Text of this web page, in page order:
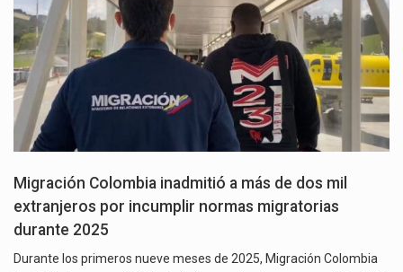
Migración Colombia inadmitió a más de dos mil
extranjeros por incumplir normas migratorias
durante 2025
Durante los primeros nueve meses de 2025, Migración Colombia